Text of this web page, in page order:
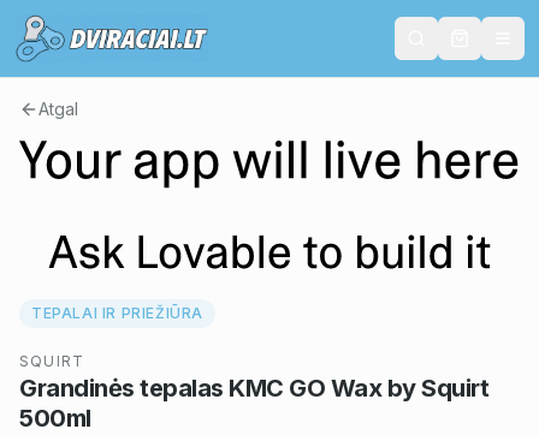
Atgal
TEPALAI IR PRIEŽIŪRA
SQUIRT
Grandinės tepalas KMC GO Wax by Squirt
500ml